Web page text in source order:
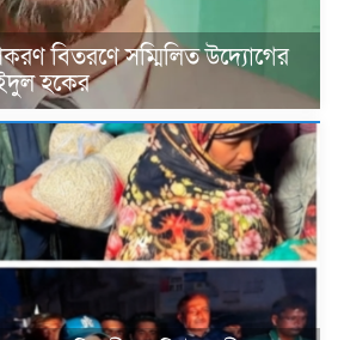
বিতরণে সম্মিলিত উদ্যোগের
হকের